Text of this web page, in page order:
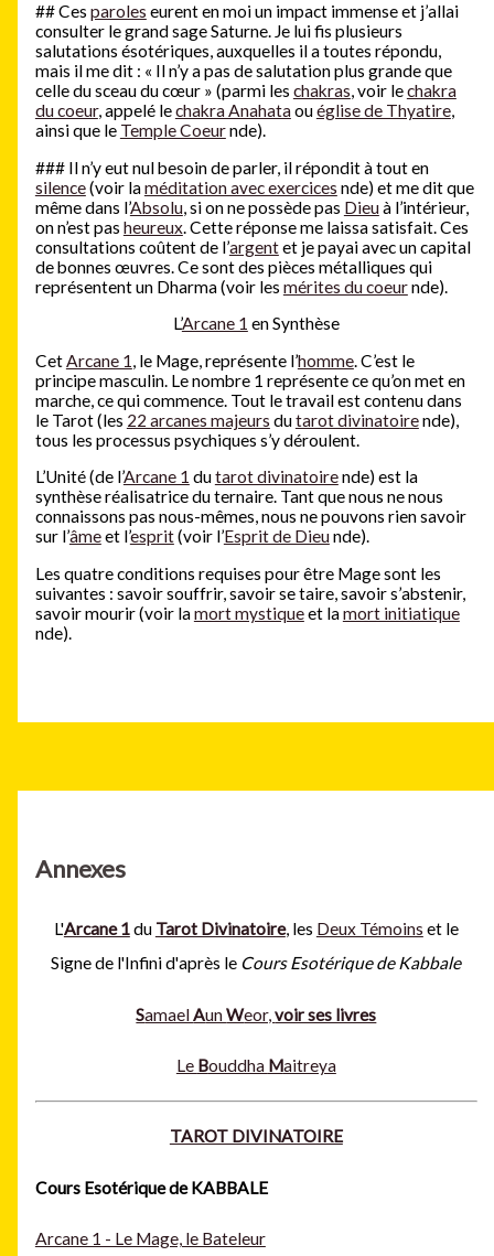
Annexes
L'Arcane 1du Tarot Divinatoire, les Deux Témoins et le
Signe de l'Infini d'après le Cours Esotérique de Kabbale
SamaelAunWeor,voir ses livres
Le Bouddha Maitreya
TAROT DIVINATOIRE
Cours Esotérique de KABBALE
Arcane 1 - Le Mage, le Bateleur
##Ces paroles eurent en moi un impact immense et j’allai
consulter le grand sage Saturne. Je lui fis plusieurs
salutations ésotériques, auxquelles il a toutes répondu,
mais il me dit : « Il n’y a pas de salutation plus grande que
celle du sceau du cœur » (parmi les chakras, voir lechakra
du coeur, appelé lechakra Anahataouéglise de Thyatire,
ainsi que le Temple Coeurnde).
### Il n’y eut nul besoin de parler, il répondit à tout en
silence(voir laméditation avec exercices nde) et me dit que
même dans l’Absolu, si on ne possède pas Dieuà l’intérieur,
on n’est pas heureux. Cette réponse me laissa satisfait. Ces
consultations coûtent de l’argentet je payai avec un capital
de bonnes œuvres. Ce sont des pièces métalliques qui
représentent un Dharma (voir les mérites du coeurnde).
L’Arcane 1 en Synthèse
Cet Arcane 1 , le Mage, représente l’homme. C’est le
principe masculin. Le nombre 1 représente ce qu’on met en
marche, ce qui commence. Tout le travail est contenu dans
le Tarot (les 22 arcanes majeurs dutarot divinatoirende),
tous les processus psychiques s’y déroulent.
L’Unité (de l’Arcane 1 dutarot divinatoirende) est la
synthèse réalisatrice du ternaire. Tant que nous ne nous
connaissons pas nous-mêmes, nous ne pouvons rien savoir
sur l’âmeet l’esprit(voir l’Esprit de Dieunde).
Les quatre conditions requises pour être Mage sont les
suivantes : savoir souffrir, savoir se taire, savoir s’abstenir,
savoir mourir (voir lamort mystiqueet lamort initiatique
nde).